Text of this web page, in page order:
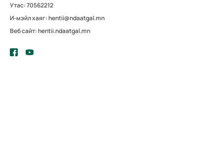
Утас: 70562212
И-мэйл хаяг: hentii@ndaatgal.mn
Веб сайт: hentii.ndaatgal.mn